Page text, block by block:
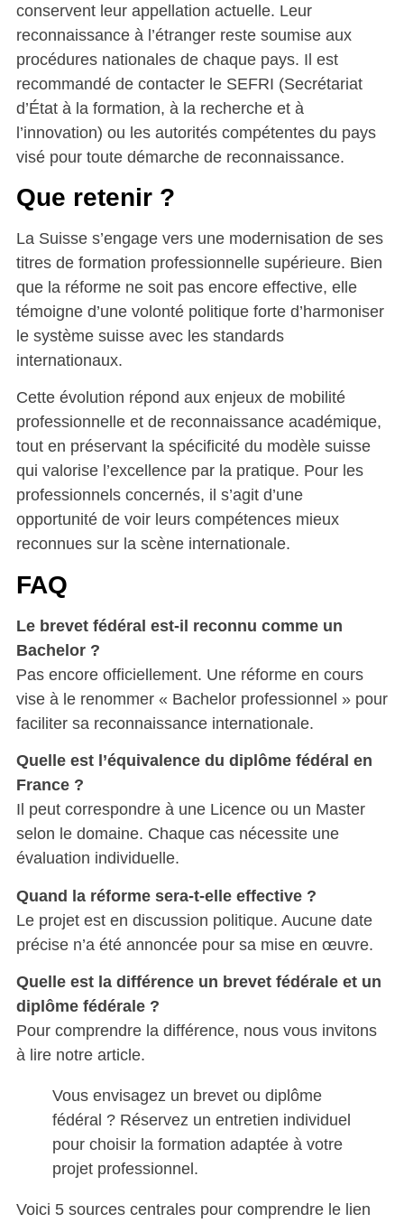
conservent leur appellation actuelle. Leur
reconnaissance à l’étranger reste soumise aux
procédures nationales de chaque pays. Il est
recommandé de contacter le SEFRI (Secrétariat
d’État à la formation, à la recherche et à
l’innovation) ou les autorités compétentes du pays
visé pour toute démarche de reconnaissance.
Que retenir ?
La Suisse s’engage vers une modernisation de ses
titres de formation professionnelle supérieure. Bien
que la réforme ne soit pas encore effective, elle
témoigne d’une volonté politique forte d’harmoniser
le système suisse avec les standards
internationaux.
Cette évolution répond aux enjeux de mobilité
professionnelle et de reconnaissance académique,
tout en préservant la spécificité du modèle suisse
qui valorise l’excellence par la pratique. Pour les
professionnels concernés, il s’agit d’une
opportunité de voir leurs compétences mieux
reconnues sur la scène internationale.
FAQ
Le brevet fédéral est-il reconnu comme un
Bachelor ?
Pas encore officiellement. Une réforme en cours
vise à le renommer « Bachelor professionnel » pour
faciliter sa reconnaissance internationale.
Quelle est l’équivalence du diplôme fédéral en
France ?
Il peut correspondre à une Licence ou un Master
selon le domaine. Chaque cas nécessite une
évaluation individuelle.
Quand la réforme sera-t-elle effective ?
Le projet est en discussion politique. Aucune date
précise n’a été annoncée pour sa mise en œuvre.
Quelle est la différence un brevet fédérale et un
diplôme fédérale ?
Pour comprendre la différence, nous vous invitons
à lire notre article.
Vous envisagez un brevet ou diplôme
fédéral ? Réservez un entretien individuel
pour choisir la formation adaptée à votre
projet professionnel.
Voici 5 sources centrales pour comprendre le lien